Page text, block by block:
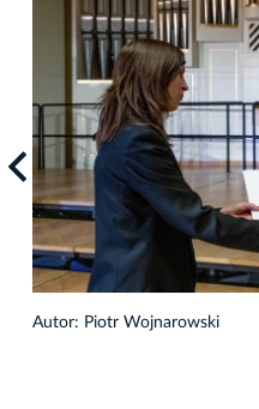
Autor: Piotr Wojnarowski